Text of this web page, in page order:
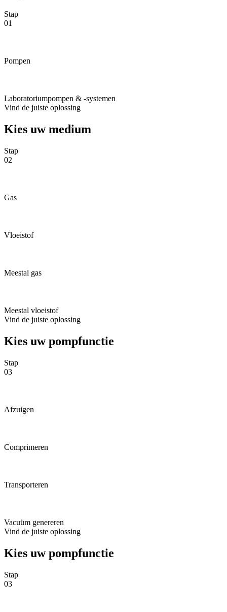
Stap
01
Pompen
Laboratoriumpompen & -systemen
Vind de juiste oplossing
Kies uw medium
Stap
02
Gas
Vloeistof
Meestal gas
Meestal vloeistof
Vind de juiste oplossing
Kies uw pompfunctie
Stap
03
Afzuigen
Comprimeren
Transporteren
Vacuüm genereren
Vind de juiste oplossing
Kies uw pompfunctie
Stap
03